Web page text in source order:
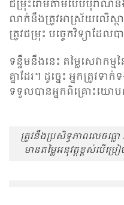
ជម្រុះ​រោមតាមបែបបុរាណនិ
លាក់នឹងត្រូវអាស្រ័យលើស្
ត្រូវជម្រុះ បច្ចេកវិទ្យាដែល
ទន្ទឹមនឹងនេះ តម្លៃសេវា
គ្នាដែរ។ ដូច្នេះ អ្នកត្រូវ
ទទួលបានអ្នកពិគ្រោះយោប
ត្រូវនឹងប្រសិទ្ធភាពលេចធ្លោ
មាន​តម្លៃ​អនុវត្តខ្ពស់បើប្